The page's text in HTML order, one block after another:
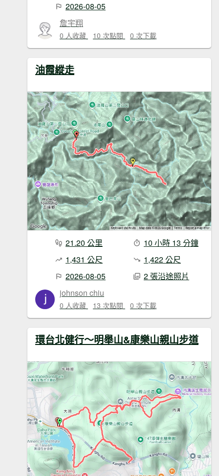
2026-08-05
詹宇翔
0 人收藏 10 次點閱 0 次下載
油霞縱走
21.20 公里
10 小時 13 分鐘
1,431 公尺
1,422 公尺
2026-08-05
2 張沿途照片
johnson chiu
0 人收藏 13 次點閱 0 次下載
環台北健行～明舉山&康樂山親山步道